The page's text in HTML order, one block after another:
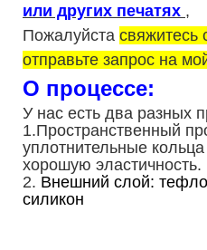
или других печатях ,
Пожалуйста свяжитесь
отправьте запрос на
О процессе:
У нас есть два разных
1.Пространственный
уплотнительные
хорошую эластичность.
2. Внешний слой:
силикон